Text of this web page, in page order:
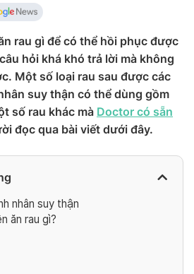
rau gì để có thể hồi phục được
hỏi khá khó trả lời mà không
Một số loại rau sau được các
suy thận có thể dùng gồm
số rau khác mà Doctor có sẵn
đọc qua bài viết dưới đây.
nhân suy thận
ăn rau gì?